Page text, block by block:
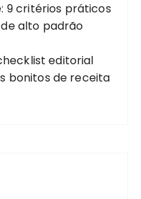
9 critérios práticos
alto padrão
editorial
bonitos de receita